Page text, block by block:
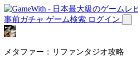
事前ガチャ ゲーム検索 ログイン
メタファー：リファンタジオ攻略